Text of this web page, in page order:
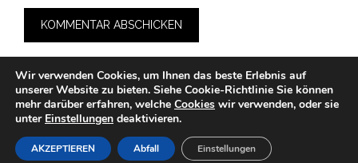
© 2026 cah-fans.de -Datenschutzerklärung
Cookies
-Nutzungsbedingungen
Wir verwenden Cookies, um Ihnen das beste Erlebnis auf
unserer Website zu bieten. Siehe Cookie-Richtlinie Sie können
mehr darüber erfahren, welche Cookies wir verwenden, oder sie
unter Einstellungen deaktivieren.
AKZEPTIEREN Abfall Einstellungen